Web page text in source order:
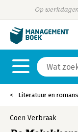
Op
Literatuur en romans
Coen Verbraak